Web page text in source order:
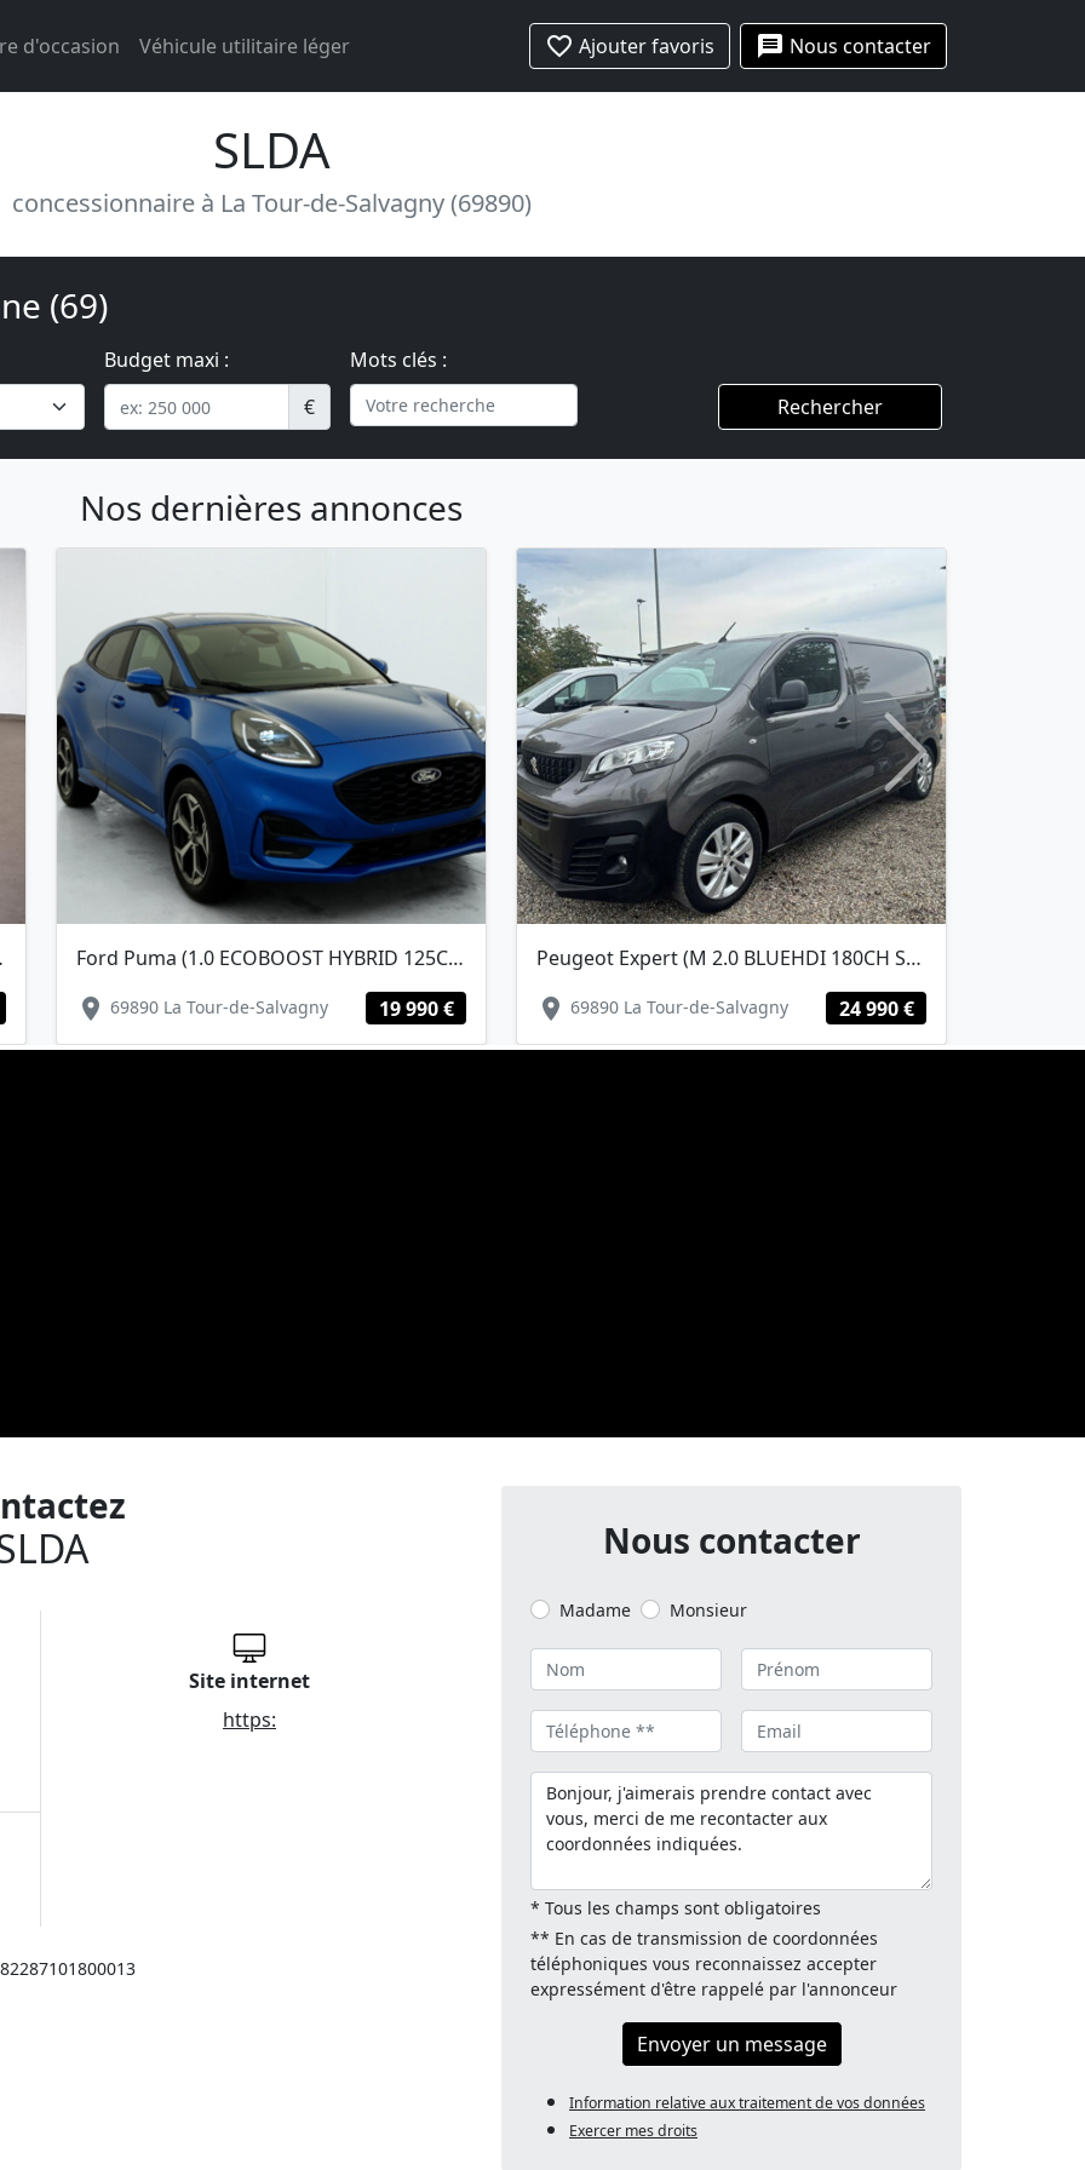
d'occasion Véhicule utilitaire léger favorite_border Ajouter favoris message Nous contacter
SLDA
concessionnaire à La Tour-de-Salvagny (69890)
(69)
Budget maxi :
€
Mots clés :
Rechercher
Nos dernières annonces
Ford Puma (1.0 ECOBOOST HYBRID 125CH ST-LINE S&S POWERSHIFT)
location_on 69890 La Tour-de-Salvagny 19 990 €
Peugeot Expert (M 2.0 BLUEHDI 180CH S&S EAT8 (CAMERA ATTELAGE))
location_on 69890 La Tour-de-Salvagny 24 990 €
Next
Site internet
https:
Nous contacter
Madame Monsieur
* Tous les champs sont obligatoires
** En cas de transmission de coordonnées
téléphoniques vous reconnaissez accepter
expressément d'être rappelé par l'annonceur
Envoyer un message
Information relative aux traitement de vos données
Exercer mes droits